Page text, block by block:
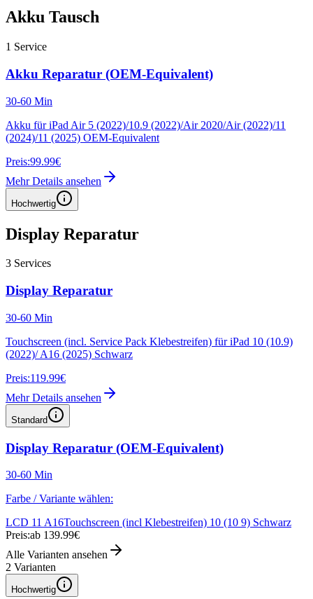
Akku Tausch
1 Service
Akku Reparatur (OEM-Equivalent)
30-60 Min
Akku für iPad Air 5 (2022)/10.9 (2022)/Air 2020/Air (2022)/11
(2024)/11 (2025) OEM-Equivalent
Preis:99.99€
Mehr Details ansehen
Hochwertig
Display Reparatur
3 Services
Display Reparatur
30-60 Min
Touchscreen (incl. Service Pack Klebestreifen) für iPad 10 (10.9)
(2022)/ A16 (2025) Schwarz
Preis:119.99€
Mehr Details ansehen
Standard
Display Reparatur (OEM-Equivalent)
30-60 Min
Farbe / Variante wählen:
LCD 11 A16Touchscreen (incl Klebestreifen) 10 (10 9) Schwarz
Preis:ab 139.99€
Alle Varianten ansehen
2 Varianten
Hochwertig